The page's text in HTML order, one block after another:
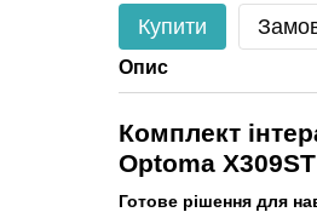
Купити
Опис
Комплект
Optoma X309ST
Готове рішення для